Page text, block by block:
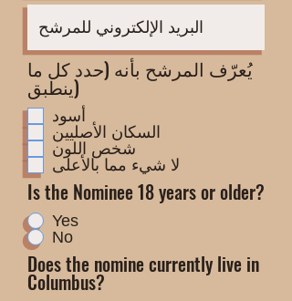
يُعرّف المرشح بأنه (حدد كل ما
ينطبق)
أسود
السكان الأصليين
شخص اللون
لا شيء مما بالأعلى
Is the Nominee 18 years or older?
Yes
No
Does the nomine currently live in
Columbus?